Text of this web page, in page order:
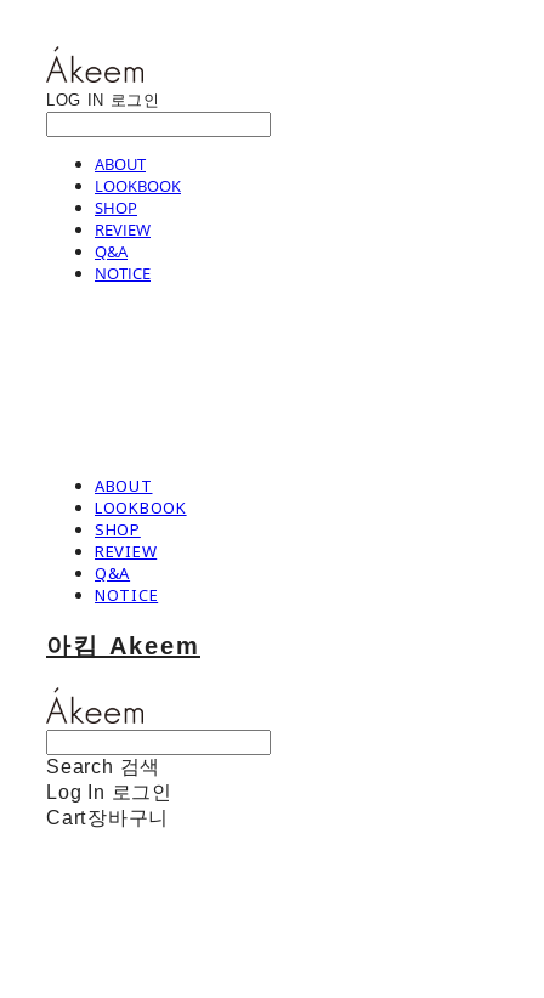
LOG IN 로그인
ABOUT
LOOKBOOK
SHOP
REVIEW
Q&A
NOTICE
ABOUT
LOOKBOOK
SHOP
REVIEW
Q&A
NOTICE
아킴 Akeem
Search 검색
Log In 로그인
Cart장바구니